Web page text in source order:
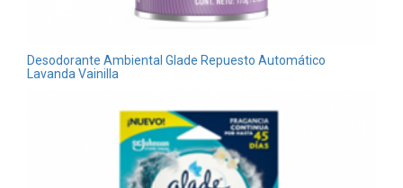
Desodorante Ambiental Glade Repuesto Automático
Lavanda Vainilla